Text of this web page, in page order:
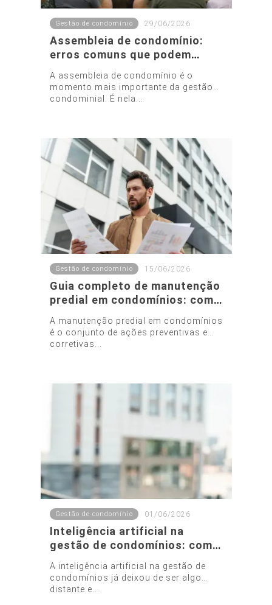
Gestão de condomínio 29/06/2026
Assembleia de condomínio:
erros comuns que podem
A assembleia de condomínio é o
momento mais importante da gestão
condominial. É nela...
Gestão de condomínio 15/06/2026
Guia completo de manutenção
predial em condomínios: como
A manutenção predial em condomínios
é o conjunto de ações preventivas e
corretivas...
Gestão de condomínio 01/06/2026
Inteligência artificial na
gestão de condomínios: como
transformando a
administração condominial
A inteligência artificial na gestão de
condomínios já deixou de ser algo
distante e...